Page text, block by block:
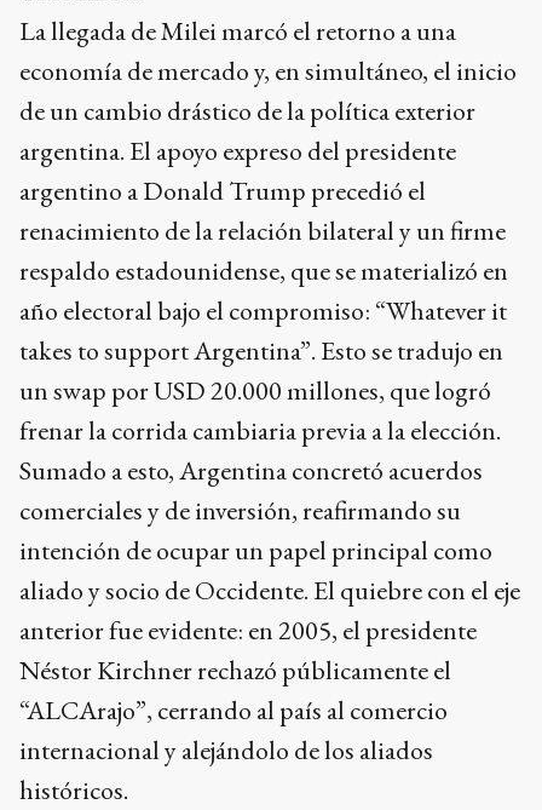
La llegada de Milei marcó el retorno a una
economía de mercado y, en simultáneo, el inicio
de un cambio drástico de la política exterior
argentina. El apoyo expreso del presidente
argentino a Donald Trump precedió el
renacimiento de la relación bilateral y un firme
respaldo estadounidense, que se materializó en
año electoral bajo el compromiso: “Whatever it
takes to support Argentina”. Esto se tradujo en
un swap por USD 20.000 millones, que logró
frenar la corrida cambiaria previa a la elección.
Sumado a esto, Argentina concretó acuerdos
comerciales y de inversión, reafirmando su
intención de ocupar un papel principal como
aliado y socio de Occidente. El quiebre con el eje
anterior fue evidente: en 2005, el presidente
Néstor Kirchner rechazó públicamente el
“ALCArajo”, cerrando al país al comercio
internacional y alejándolo de los aliados
históricos.